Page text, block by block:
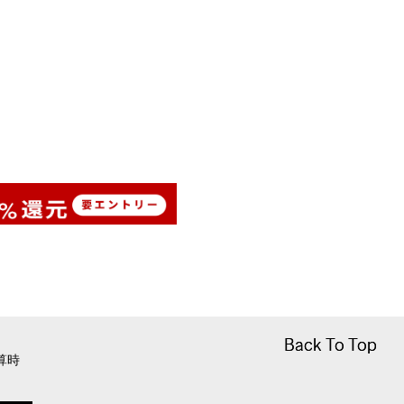
Back To Top
Back To Top
時